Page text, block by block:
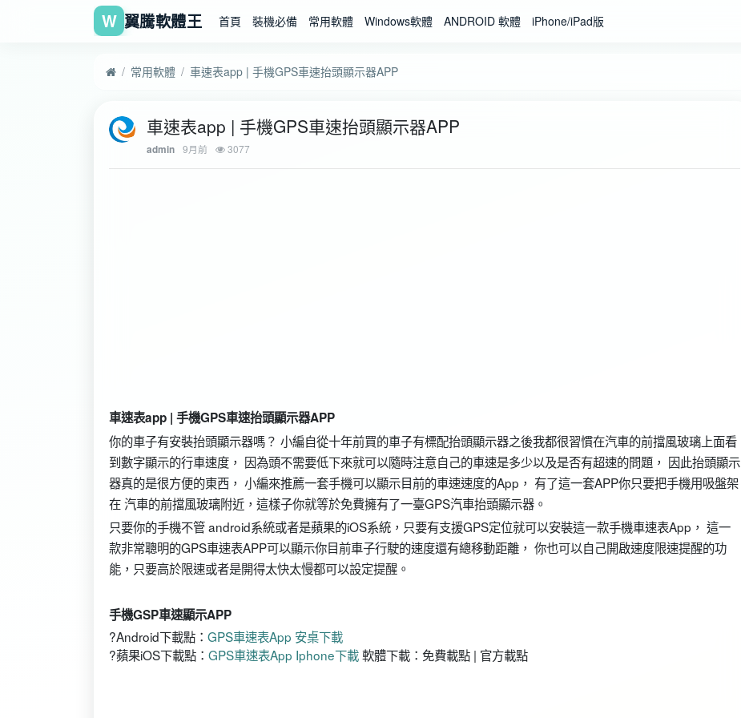
W 翼騰軟體王 首頁 裝機必備 常用軟體 Windows軟體 ANDROID 軟體 iPhone/iPad版
常用軟體 車速表app | 手機GPS車速抬頭顯示器APP
車速表app | 手機GPS車速抬頭顯示器APP
admin 9月前 3077
車速表app | 手機GPS車速抬頭顯示器APP
你的車子有安裝抬頭顯示器嗎？ 小編自從十年前買的車子有標配抬頭顯示器之後我都很習慣在汽車的前擋風玻璃上面看
到數字顯示的行車速度， 因為頭不需要低下來就可以隨時注意自己的車速是多少以及是否有超速的問題， 因此抬頭顯示
器真的是很方便的東西， 小編來推薦一套手機可以顯示目前的車速速度的App， 有了這一套APP你只要把手機用吸盤架
在 汽車的前擋風玻璃附近，這樣子你就等於免費擁有了一臺GPS汽車抬頭顯示器。
只要你的手機不管 android系統或者是蘋果的iOS系統，只要有支援GPS定位就可以安裝這一款手機車速表App， 這一
款非常聰明的GPS車速表APP可以顯示你目前車子行駛的速度還有總移動距離， 你也可以自己開啟速度限速提醒的功
能，只要高於限速或者是開得太快太慢都可以設定提醒。
手機GSP車速顯示APP
?Android下載點： GPS車速表App 安桌下載
?蘋果iOS下載點： GPS車速表App Iphone下載軟體下載：免費載點 | 官方載點